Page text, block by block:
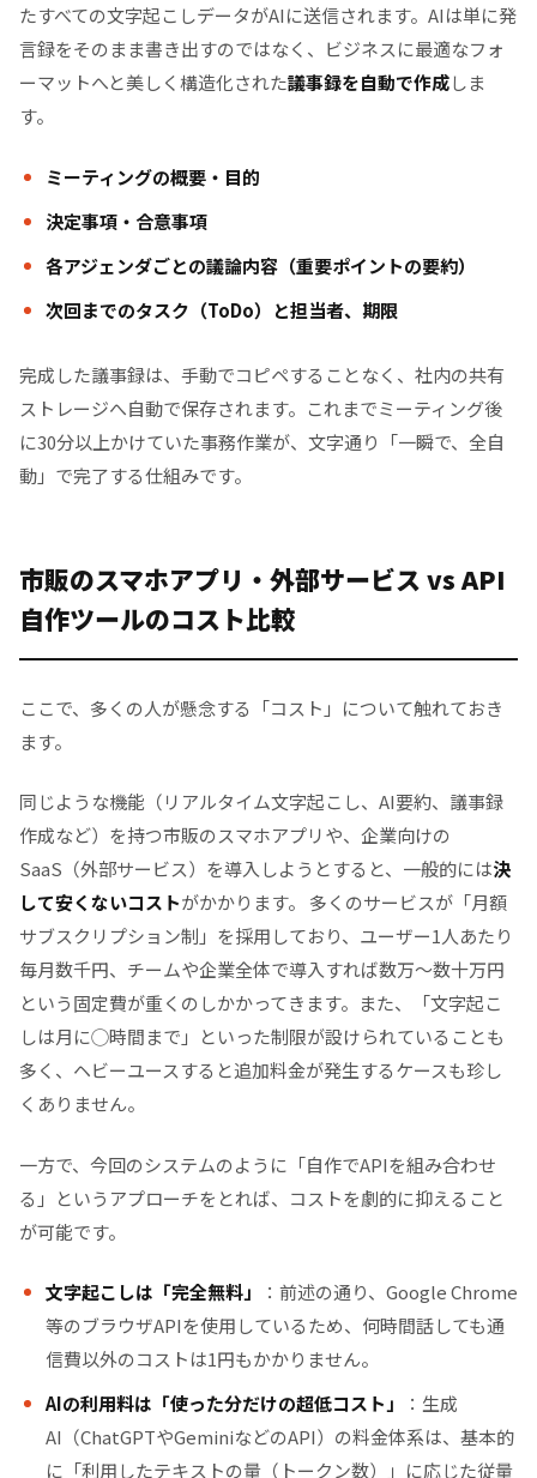
たすべての文字起こしデータがAIに送信されます。AIは単に発
言録をそのまま書き出すのではなく、ビジネスに最適なフォ
ーマットへと美しく構造化された議事録を自動で作成しま
す。
ミーティングの概要・目的
決定事項・合意事項
各アジェンダごとの議論内容（重要ポイントの要約）
次回までのタスク（ToDo）と担当者、期限
完成した議事録は、手動でコピペすることなく、社内の共有
ストレージへ自動で保存されます。これまでミーティング後
に30分以上かけていた事務作業が、文字通り「一瞬で、全自
動」で完了する仕組みです。
市販のスマホアプリ・外部サービス vs API
自作ツールのコスト比較
ここで、多くの人が懸念する「コスト」について触れておき
ます。
同じような機能（リアルタイム文字起こし、AI要約、議事録
作成など）を持つ市販のスマホアプリや、企業向けの
SaaS（外部サービス）を導入しようとすると、一般的には決
して安くないコストがかかります。 多くのサービスが「月額
サブスクリプション制」を採用しており、ユーザー1人あたり
毎月数千円、チームや企業全体で導入すれば数万〜数十万円
という固定費が重くのしかかってきます。また、「文字起こ
しは月に◯時間まで」といった制限が設けられていることも
多く、ヘビーユースすると追加料金が発生するケースも珍し
くありません。
一方で、今回のシステムのように「自作でAPIを組み合わせ
る」というアプローチをとれば、コストを劇的に抑えること
が可能です。
文字起こしは「完全無料」
：前述の通り、Google Chrome
等のブラウザAPIを使用しているため、何時間話しても通
信費以外のコストは1円もかかりません。
AIの利用料は「使った分だけの超低コスト」
：生成
AI（ChatGPTやGeminiなどのAPI）の料金体系は、基本的
に「利用したテキストの量（トークン数）」に応じた従量